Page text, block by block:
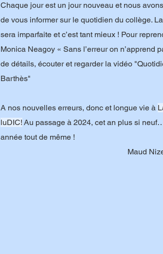
Chaque jour est un jour nouveau et nous
de vous informer sur le quotidien du collège.
sera imparfaite et c’est tant mieux ! Pour
Monica Neagoy « Sans l’erreur on n’apprend
de détails, écouter et regarder la vidéo
Barthès"
A nos nouvelles erreurs, donc et longue vie à
luDIC! Au passage à 2024, cet an plus si
année tout de même !
Maud